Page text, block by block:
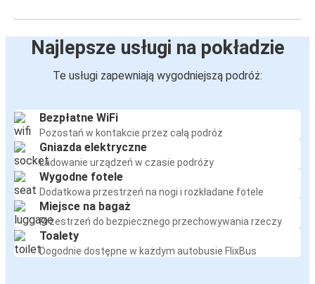
Najlepsze usługi na pokładzie
Te usługi zapewniają wygodniejszą podróż:
Bezpłatne WiFi
Pozostań w kontakcie przez całą podróż
Gniazda elektryczne
Ładowanie urządzeń w czasie podróży
Wygodne fotele
Dodatkowa przestrzeń na nogi i rozkładane fotele
Miejsce na bagaż
Przestrzeń do bezpiecznego przechowywania rzeczy
Toalety
Dogodnie dostępne w każdym autobusie FlixBus